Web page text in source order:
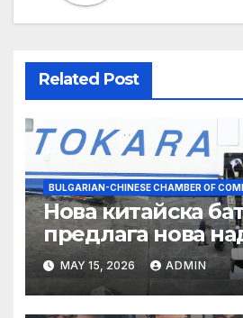
Related Post
BULGARIAN-CHINESE CHAMBER OF
Нова китайска
предлага нова
съхранение на
MAY 15, 2026 ADMIN